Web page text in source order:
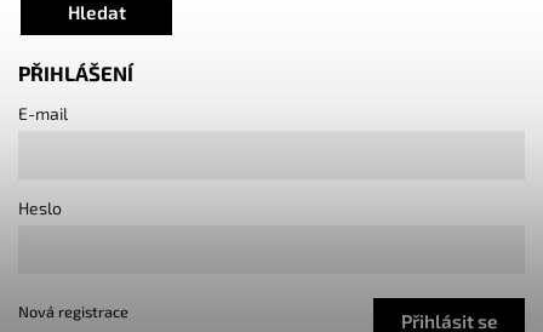
Hledat
PŘIHLÁŠENÍ
E-mail
Heslo
Přihlásit se
Nová registrace